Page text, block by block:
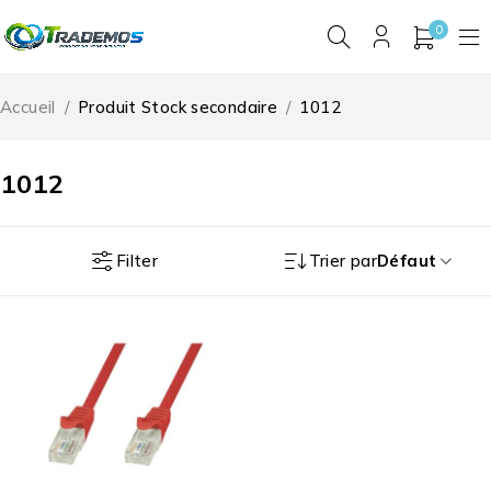
0
1012
Accueil / Produit Stock secondaire / 1012
Filter Trier parDéfaut